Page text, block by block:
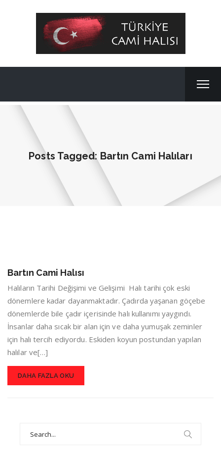
Posts Tagged: Bartın Cami Halıları
Bartın Cami Halısı
Halıların Tarihi Değişimi ve Gelişimi Halı tarihi çok eski
dönemlere kadar dayanmaktadır. Çadırda yaşanan göçebe
dönemlerde bile çadır içerisinde halı kullanımı yaygındı.
İnsanlar daha sıcak bir alan için ve daha yumuşak zeminler
için halı tercih ediyordu. Eskiden koyun postundan yapılan
halılar ve[…]
DAHA FAZLA OKU